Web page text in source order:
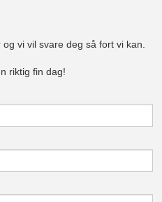
vi vil svare deg så fort vi kan.
riktig fin dag!